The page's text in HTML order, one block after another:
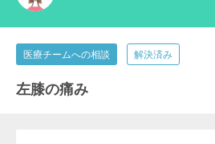
医療チームへの相談 解決済み
左膝の痛み